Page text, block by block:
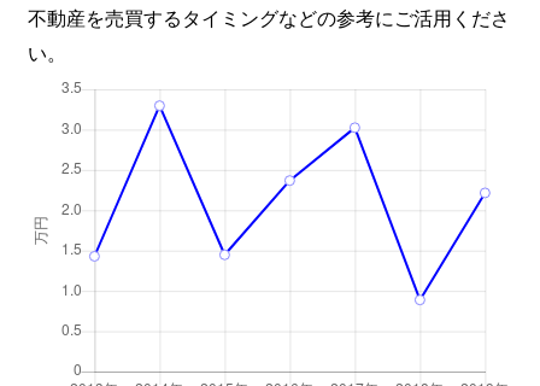
不動産を売買するタイミングなどの参考にご活用くださ
い。